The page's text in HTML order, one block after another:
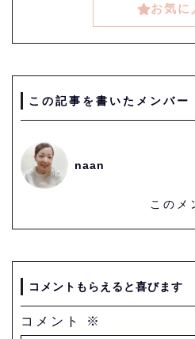
お気に
この記事を書いたメンバー
naan
このメ
コメントもらえると喜びます
コメント ※